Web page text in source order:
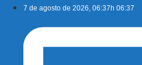
conteúdo
7 de agosto de 2026, 06:37h 06:37